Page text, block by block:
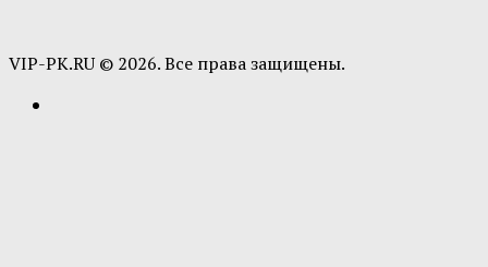
VIP-PK.RU © 2026. Все права защищены.